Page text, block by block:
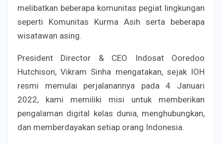
melibatkan beberapa komunitas pegiat lingkungan
seperti Komunitas Kurma Asih serta beberapa
wisatawan asing.
President Director & CEO Indosat Ooredoo
Hutchison, Vikram Sinha mengatakan, sejak IOH
resmi memulai perjalanannya pada 4 Januari
2022, kami memiliki misi untuk memberikan
pengalaman digital kelas dunia, menghubungkan,
dan memberdayakan setiap orang Indonesia.